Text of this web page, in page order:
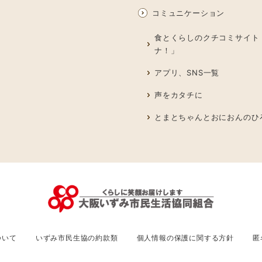
コミュニケーション
食とくらしのクチコミサイト
ナ！」
アプリ、SNS一覧
声をカタチに
とまとちゃんとおにおんのひ
て いずみ市民生協の約款類 個人情報の保護に関する方針 匿